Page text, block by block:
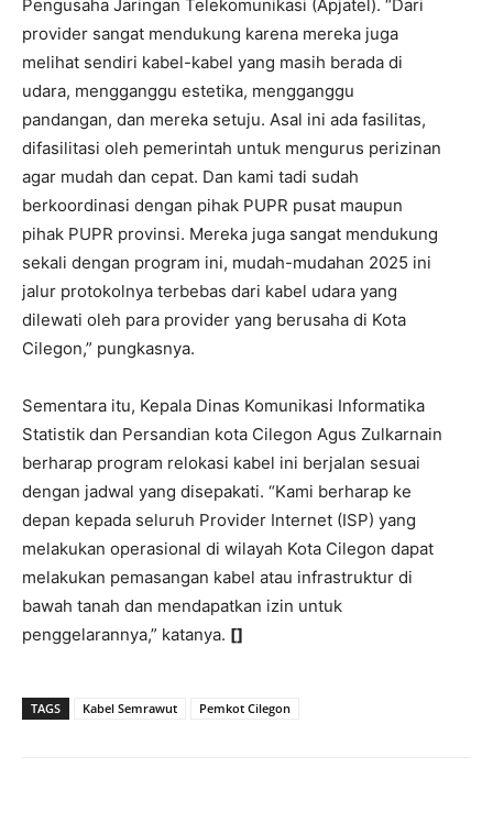
Pengusaha Jaringan Telekomunikasi (Apjatel). “Dari
provider sangat mendukung karena mereka juga
melihat sendiri kabel-kabel yang masih berada di
udara, mengganggu estetika, mengganggu
pandangan, dan mereka setuju. Asal ini ada fasilitas,
difasilitasi oleh pemerintah untuk mengurus perizinan
agar mudah dan cepat. Dan kami tadi sudah
berkoordinasi dengan pihak PUPR pusat maupun
pihak PUPR provinsi. Mereka juga sangat mendukung
sekali dengan program ini, mudah-mudahan 2025 ini
jalur protokolnya terbebas dari kabel udara yang
dilewati oleh para provider yang berusaha di Kota
Cilegon,” pungkasnya.
Sementara itu, Kepala Dinas Komunikasi Informatika
Statistik dan Persandian kota Cilegon Agus Zulkarnain
berharap program relokasi kabel ini berjalan sesuai
dengan jadwal yang disepakati. “Kami berharap ke
depan kepada seluruh Provider Internet (ISP) yang
melakukan operasional di wilayah Kota Cilegon dapat
melakukan pemasangan kabel atau infrastruktur di
bawah tanah dan mendapatkan izin untuk
penggelarannya,” katanya. []
TAGS Kabel Semrawut Pemkot Cilegon